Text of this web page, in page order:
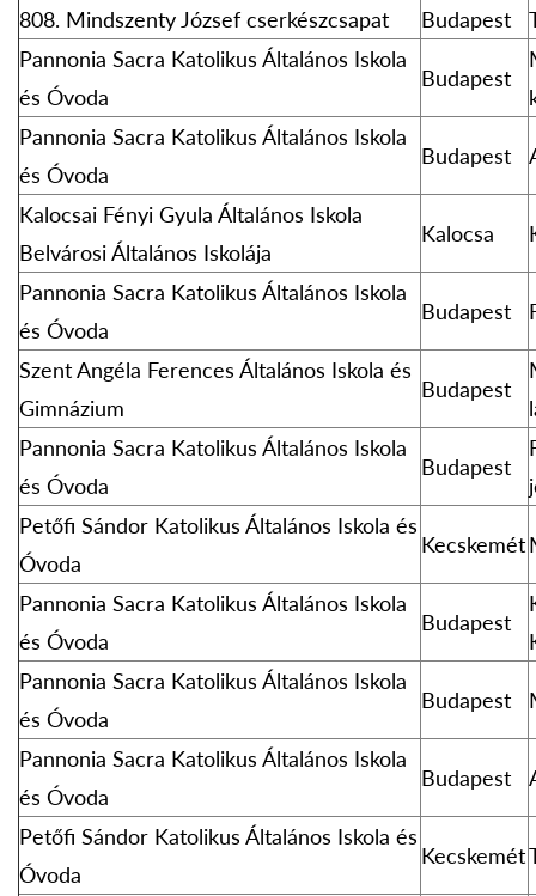
808. Mindszenty József cserkészcsapat
Budapest
Pannonia Sacra Katolikus Általános Iskola
és Óvoda
Budapest
Pannonia Sacra Katolikus Általános Iskola
és Óvoda
Budapest
Kalocsai Fényi Gyula Általános Iskola
Belvárosi Általános Iskolája
Kalocsa
Pannonia Sacra Katolikus Általános Iskola
és Óvoda
Budapest
Szent Angéla Ferences Általános Iskola és
Gimnázium
Budapest
Pannonia Sacra Katolikus Általános Iskola
és Óvoda
Budapest
Petőfi Sándor Katolikus Általános Iskola és
Óvoda
Kecskemét
Pannonia Sacra Katolikus Általános Iskola
és Óvoda
Budapest
Pannonia Sacra Katolikus Általános Iskola
és Óvoda
Budapest
Pannonia Sacra Katolikus Általános Iskola
és Óvoda
Budapest
Petőfi Sándor Katolikus Általános Iskola és
Óvoda
Kecskemét